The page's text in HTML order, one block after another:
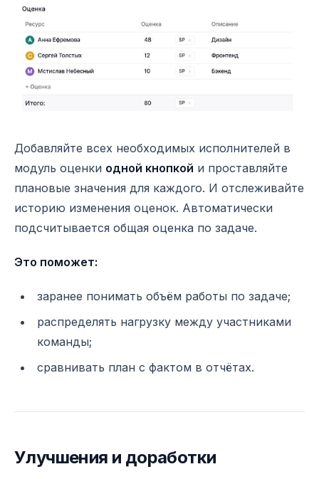
Добавляйте всех необходимых исполнителей в
модуль оценки одной кнопкой и проставляйте
плановые значения для каждого. И отслеживайте
историю изменения оценок. Автоматически
подсчитывается общая оценка по задаче.
Это поможет:
заранее понимать объём работы по задаче;
распределять нагрузку между участниками
команды;
сравнивать план с фактом в отчётах.
Улучшения и доработки